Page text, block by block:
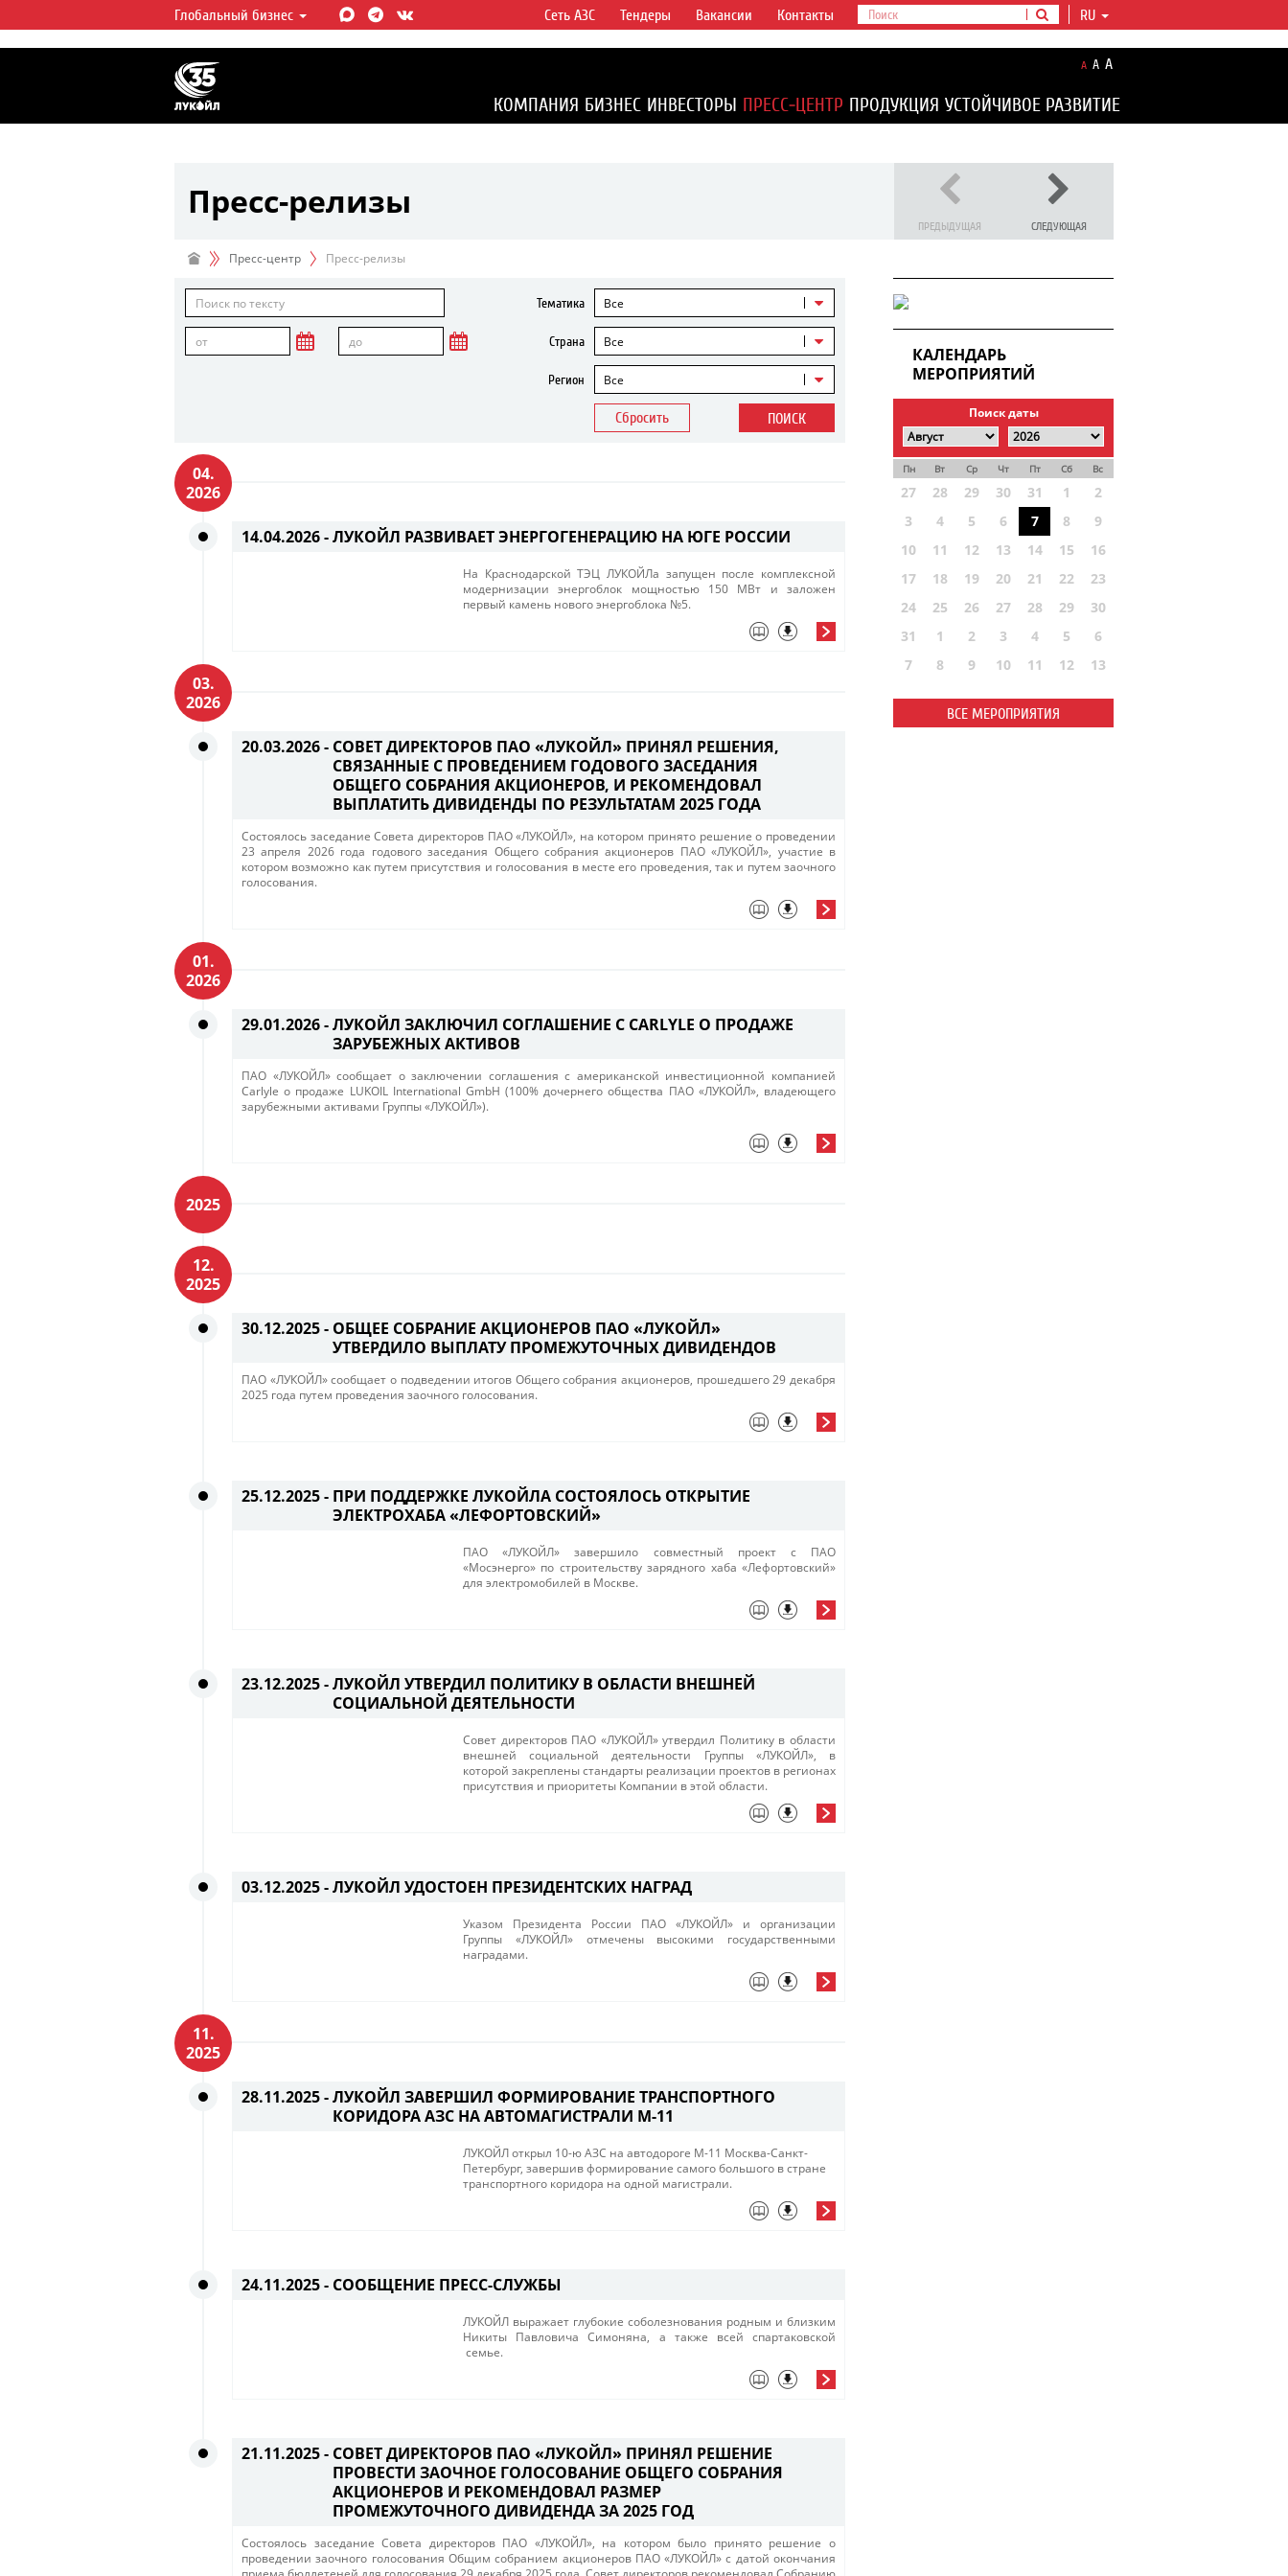
ЛУКОЙЛ СЕГОДНЯ
ЛУКОЙЛ — одна из крупнейших вертикально
интегрированных нефтегазовых компаний в
мире, на долю которой приходится более 2%
мировой добычи нефти и около 1% доказанных
Глобальный бизнес RU
Сеть АЗС Тендеры Вакансии Контакты
A A A
КОМПАНИЯ БИЗНЕС ИНВЕСТОРЫ ПРЕСС-ЦЕНТР ПРОДУКЦИЯ УСТОЙЧИВОЕ РАЗВИТИЕ
Пресс-релизы
ПРЕДЫДУЩАЯ СЛЕДУЮЩАЯ
Пресс-центр Пресс-релизы
Тематика Все
Страна Все
Регион Все
Сбросить ПОИСК
04.
2026
14.04.2026 -ЛУКОЙЛ РАЗВИВАЕТ ЭНЕРГОГЕНЕРАЦИЮ НА ЮГЕ РОССИИ
​​На Краснодарской ТЭЦ ЛУКОЙЛа запущен после комплексной
модернизации энергоблок мощностью 150 МВт и заложен
первый камень нового энергоблока №5.
03.
2026
20.03.2026 - СОВЕТ ДИРЕКТОРОВ ПАО «ЛУКОЙЛ» ПРИНЯЛ РЕШЕНИЯ,
СВЯЗАННЫЕ С ПРОВЕДЕНИЕМ ГОДОВОГО ЗАСЕДАНИЯ
ОБЩЕГО СОБРАНИЯ АКЦИОНЕРОВ, И РЕКОМЕНДОВАЛ
ВЫПЛАТИТЬ ДИВИДЕНДЫ ПО РЕЗУЛЬТАТАМ 2025 ГОДА
Cостоялось заседание Совета директоров ПАО «ЛУКОЙЛ», на котором принято решение о проведении
23 апреля 2026 года годового заседания​ Общего собрания акционеров ПАО «ЛУКОЙЛ», участие в
котором возможно как путем присутствия и голосования в месте его проведения, так и путем заочного
голосования.
01.
2026
29.01.2026 -ЛУКОЙЛ ЗАКЛЮЧИЛ СОГЛАШЕНИЕ С CARLYLE О ПРОДАЖЕ
ЗАРУБЕЖНЫХ АКТИВОВ
ПАО «ЛУКОЙЛ» сообщает о заключении соглашения с американской инвестиционной компанией
Carlyle о продаже LUKOIL International GmbH (100% дочернего общества ПАО «ЛУКОЙЛ», владеющего
зарубежными активами Группы «ЛУКОЙЛ»).
2025
12.
2025
30.12.2025 - ОБЩЕЕ СОБРАНИЕ АКЦИОНЕРОВ ПАО «ЛУКОЙЛ»
УТВЕРДИЛО ВЫПЛАТУ ПРОМЕЖУТОЧНЫХ ДИВИДЕНДОВ
ПАО «ЛУКОЙЛ» сообщает о подведении итогов Общего собрания акционеров, прошедшего 29 декабря
2025 года путем проведения заочного голосования.
25.12.2025 - ПРИ ПОДДЕРЖКЕ ЛУКОЙЛА СОСТОЯЛОСЬ ОТКРЫТИЕ
ЭЛЕКТРОХАБА «ЛЕФОРТОВСКИЙ»
ПАО «ЛУКОЙЛ» завершило совместный проект с ПАО
«Мосэнерго» по строительству зарядного хаба «Лефортовский»
для электромобилей в Москве.
23.12.2025 -ЛУКОЙЛ УТВЕРДИЛ ПОЛИТИКУ В ОБЛАСТИ ВНЕШНЕЙ
СОЦИАЛЬНОЙ ДЕЯТЕЛЬНОСТИ
Совет директоров ПАО «ЛУКОЙЛ» утвердил Политику в области
внешней социальной деятельности Группы «ЛУКОЙЛ», в
которой закреплены стандарты реализации проектов в регионах
присутствия и приоритеты Компании в этой области. ​​
03.12.2025 -ЛУКОЙЛ УДОСТОЕН ПРЕЗИДЕНТСКИХ НАГРАД
Указом Президента России ПАО «ЛУКОЙЛ» и организации
Группы «ЛУКОЙЛ» отмечены высокими государственными
наградами. ​
11.
2025
28.11.2025 -ЛУКОЙЛ ЗАВЕРШИЛ ФОРМИРОВАНИЕ ТРАНСПОРТНОГО
КОРИДОРА АЗС НА АВТОМАГИСТРАЛИ М-11
​ЛУКОЙЛ открыл 10-ю АЗС на автодороге М-11 Москва-Санкт-
Петербург, завершив формирование самого большого в стране
транспортного коридора на одной магистрали​.
24.11.2025 - СООБЩЕНИЕ ПРЕСС-СЛУЖБЫ
ЛУКОЙЛ выражает глубокие соболезнования родным и близким
Никиты Павловича Симоняна, а также всей спартаковской​
семье. ​
21.11.2025 - СОВЕТ ДИРЕКТОРОВ ПАО «ЛУКОЙЛ» ПРИНЯЛ РЕШЕНИЕ
ПРОВЕСТИ ЗАОЧНОЕ ГОЛОСОВАНИЕ ОБЩЕГО СОБРАНИЯ
АКЦИОНЕРОВ И РЕКОМЕНДОВАЛ РАЗМЕР
ПРОМЕЖУТОЧНОГО ДИВИДЕНДА ЗА 2025 ГОД
​​Состоялось заседание Совета директоров ПАО «ЛУКОЙЛ», на котором было принято решение о
проведении заочного голосования Общим собранием акционеров ПАО «ЛУКОЙЛ» с датой окончания
КАЛЕНДАРЬ
МЕРОПРИЯТИЙ
Поиск даты
Пн Вт Ср Чт Пт Сб Вс
27 28 29 30 31 1
2
3
4 5 6 7 8
9
10
11 12 13 14 15
16
17
18 19 20 21 22
23
24
25 26 27 28 29
30
31
1 2 3 4 5
6
7
8 9 10 11 12 13
ВСЕ МЕРОПРИЯТИЯ